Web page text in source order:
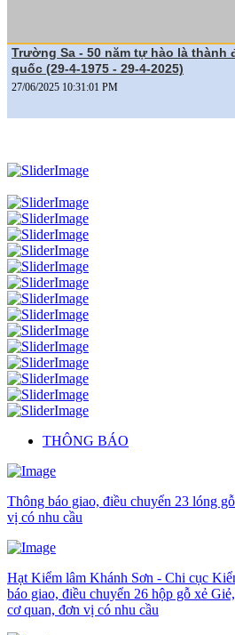
Trường Sa - 50 năm tự hào là thành
quốc (29-4-1975 - 29-4-2025)
27/06/2025 10:31:01 PM
THÔNG BÁO
Thông báo giao, điều chuyển 23 lóng
vị có nhu cầu
Hạt Kiểm lâm Khánh Sơn - Chi cục
báo giao, điều chuyển 26 hộp gỗ xẻ
cơ quan, đơn vị có nhu cầu